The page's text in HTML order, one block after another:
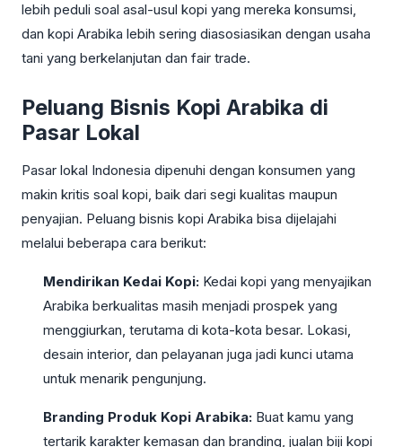
lebih peduli soal asal-usul kopi yang mereka konsumsi,
dan kopi Arabika lebih sering diasosiasikan dengan usaha
tani yang berkelanjutan dan fair trade.
Peluang Bisnis Kopi Arabika di
Pasar Lokal
Pasar lokal Indonesia dipenuhi dengan konsumen yang
makin kritis soal kopi, baik dari segi kualitas maupun
penyajian. Peluang bisnis kopi Arabika bisa dijelajahi
melalui beberapa cara berikut:
Mendirikan Kedai Kopi: Kedai kopi yang menyajikan
Arabika berkualitas masih menjadi prospek yang
menggiurkan, terutama di kota-kota besar. Lokasi,
desain interior, dan pelayanan juga jadi kunci utama
untuk menarik pengunjung.
Branding Produk Kopi Arabika: Buat kamu yang
tertarik karakter kemasan dan branding, jualan biji kopi